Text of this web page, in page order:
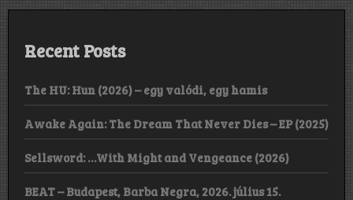
Recent Posts
The HU: Hun (2026) – egy valódi, egy hamis
Awake Again: The Dream That Never Dies – EP (2025)
Sellsword: …With Might and Vengeance (2026)
BEAT – Budapest, Barba Negra, 2026. július 15.